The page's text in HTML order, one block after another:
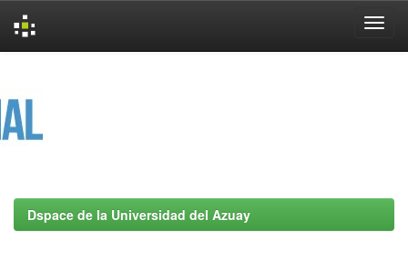
Dspace de la Universidad del Azuay